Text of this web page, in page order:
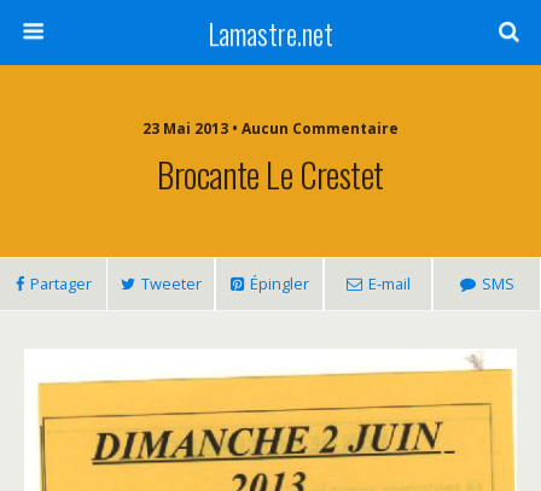
Lamastre.net
23 Mai 2013 • Aucun Commentaire
Brocante Le Crestet
Partager Tweeter Épingler E-mail SMS